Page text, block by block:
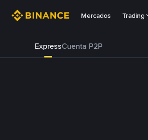
Mercados Trading
ExpressCuenta P2P